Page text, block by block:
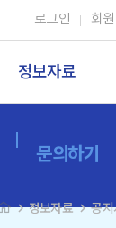
로그인 회
정보자료
문의하기
navigate_next정보자료navigate_next공지